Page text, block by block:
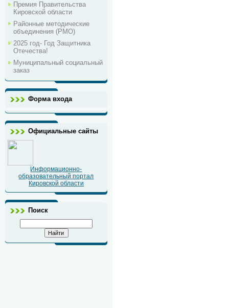
Премия Правительства
Кировской области
Районные методические
объединения (РМО)
2025 год- Год Защитника
Отечества!
Муниципальный социальный
заказ
Форма входа
Официальные сайты
Информационно-
образовательный портал
Кировской области
Поиск